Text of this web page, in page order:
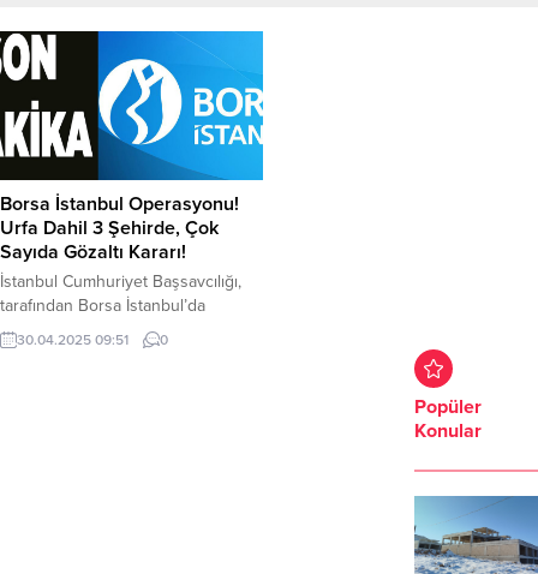
Borsa İstanbul Operasyonu!
Urfa Dahil 3 Şehirde, Çok
Sayıda Gözaltı Kararı!
İstanbul Cumhuriyet Başsavcılığı,
tarafından Borsa İstanbul’da
manipülatif işlemler yaptıkları
iddiasıyla 15 kişi hakkında gözaltı
30.04.2025 09:51 0
Popüler
Konular